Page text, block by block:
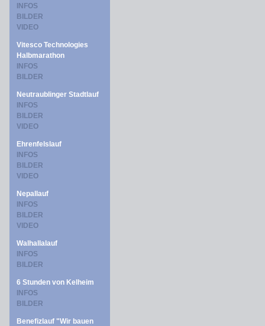
INFOS
BILDER
VIDEO
Vitesco Technologies
Halbmarathon
INFOS
BILDER
Neutraublinger Stadtlauf
INFOS
BILDER
VIDEO
Ehrenfelslauf
INFOS
BILDER
VIDEO
Nepallauf
INFOS
BILDER
VIDEO
Walhallalauf
INFOS
BILDER
6 Stunden von Kelheim
INFOS
BILDER
Benefizlauf "Wir bauen